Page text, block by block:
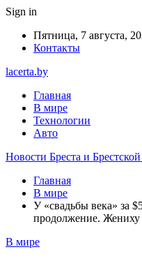
Sign in
Пятница, 7 августа,
Контакты
lacerta.by
Главная
В мире
Технологии
Авто
Новости Бреста и
Главная
В мире
У «свадьбы века» за
продолжение. Жениху
В мире